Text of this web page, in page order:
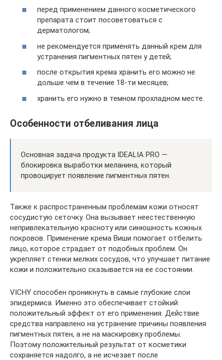
перед применением данного косметического
препарата стоит посоветоваться с
дерматологом;
не рекомендуется применять данный крем для
устранения пигментных пятен у детей;
после открытия крема хранить его можно не
дольше чем в течение 18-ти месяцев;
хранить его нужно в темном прохладном месте.
Особенности отбеливания лица
Основная задача продукта IDEALIA PRO —
блокировка выработки меланина, который
провоцирует появление пигментных пятен.
Также к распространенным проблемам кожи относят
сосудистую сеточку. Она вызывает неестественную
непривлекательную красноту или синюшность кожных
покровов. Применение крема Виши помогает отбелить
лицо, которое страдает от подобных проблем. Он
укрепляет стенки мелких сосудов, что улучшает питание
кожи и положительно сказывается на ее состоянии.
VICHY способен проникнуть в самые глубокие слои
эпидермиса. Именно это обеспечивает стойкий
положительный эффект от его применения. Действие
средства направлено на устранение причины появления
пигментных пятен, а не на маскировку проблемы.
Поэтому положительный результат от косметики
сохраняется надолго, а не исчезает после